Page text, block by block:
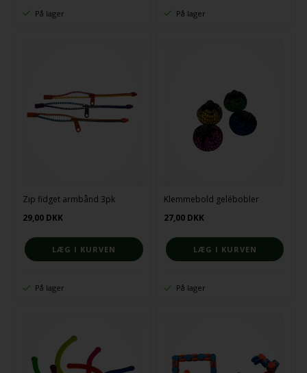
På lager På lager
Zip fidget armbånd 3pk
29,00 DKK
På lager
Klemmebold gelébobler
27,00 DKK
På lager